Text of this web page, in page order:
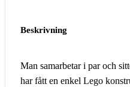
Beskrivning
Man samarbetar i par och
har fått en enkel Lego